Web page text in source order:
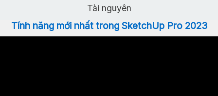
Tài nguyên
Tính năng mới nhất trong SketchUp Pro 2023